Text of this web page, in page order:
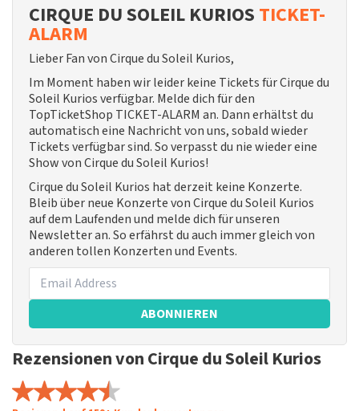
CIRQUE DU SOLEIL KURIOS TICKET-
ALARM
Lieber Fan von Cirque du Soleil Kurios,
Im Moment haben wir leider keine Tickets für Cirque du
Soleil Kurios verfügbar. Melde dich für den
TopTicketShop TICKET-ALARM an. Dann erhältst du
automatisch eine Nachricht von uns, sobald wieder
Tickets verfügbar sind. So verpasst du nie wieder eine
Show von Cirque du Soleil Kurios!
Cirque du Soleil Kurios hat derzeit keine Konzerte.
Bleib über neue Konzerte von Cirque du Soleil Kurios
auf dem Laufenden und melde dich für unseren
Newsletter an. So erfährst du auch immer gleich von
anderen tollen Konzerten und Events.
ABONNIEREN
Rezensionen von Cirque du Soleil Kurios